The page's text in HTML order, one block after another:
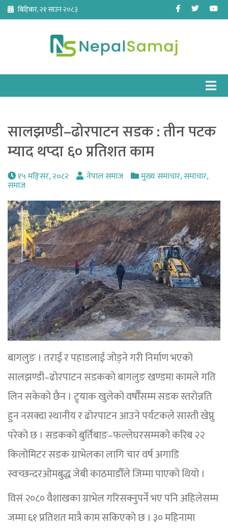
Skip
content
बिहिबार, २१ साउन २०८३ Facebook
Twitter
सालझण्डी–ढोरपाटन सडक : तीन पटक
म्याद थप्दा ६० प्रतिशत काम
१५ मङि्सर, २०८२ नेपाल समाज मुख्य समाचार,समाचार,
समाज
बागलुङ । तराई र पहाडलाई जोड्ने गरी निर्माण भएको
सालझण्डी–ढोरपाटन सडकको बागलुङ खण्डमा कामले गति
लिन सकेको छैन । ट्र्याक खुलेको वर्षौँसम्म सडक स्तरोन्नति
हुन नसक्दा स्थानीय र ढोरपाटन आउने पर्यटकले सास्ती खेप्नु
परेको छ । सडकको बुर्तिबाङ–फल्लेघरसम्मको करिब २२
किलोमिटर सडक ग्राभेलका लागि चार वर्ष अगाडि
स्वच्छन्दरओमबुद्ध जेबी काठमाडौँले जिम्मा पाएको थियो ।
विसं २०८० वैशाखका ग्राभेल गरिसक्नुपर्ने भए पनि अहिलेसम्म
जम्मा ६१ प्रतिशत मात्रै काम सकिएको छ । ३० महिनामा